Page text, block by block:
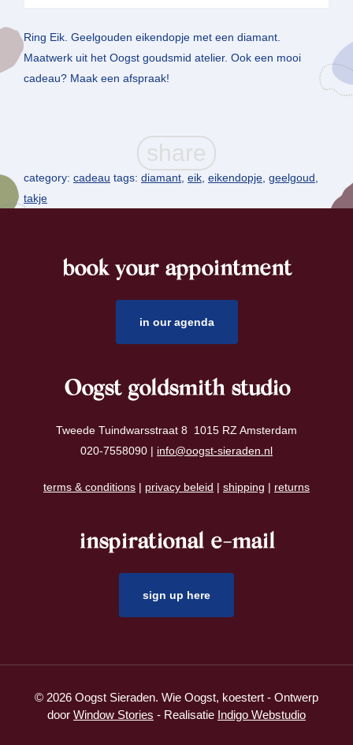
Ring Eik. Geelgouden eikendopje met een diamant.
Maatwerk uit het Oogst goudsmid atelier. Ook een mooi
cadeau? Maak een afspraak!
category: cadeau tags: diamant eik eikendopje geelgoud
takje
book your appointment
in our agenda
Oogst goldsmith studio
Tweede Tuindwarsstraat 8 1015 RZ Amsterdam
020-7558090 | info@oogst-sieraden.nl
terms & conditions | privacy beleid | shipping | returns
inspirational e-mail
sign up here
© 2026 Oogst Sieraden. Wie Oogst, koestert - Ontwerp
door Window Stories - Realisatie Indigo Webstudio